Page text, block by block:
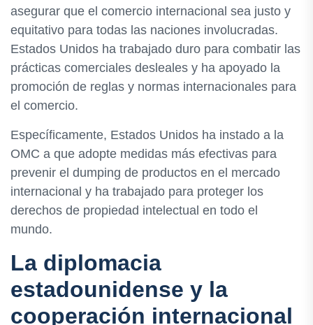
asegurar que el comercio internacional sea justo y
equitativo para todas las naciones involucradas.
Estados Unidos ha trabajado duro para combatir las
prácticas comerciales desleales y ha apoyado la
promoción de reglas y normas internacionales para
el comercio.
Específicamente, Estados Unidos ha instado a la
OMC a que adopte medidas más efectivas para
prevenir el dumping de productos en el mercado
internacional y ha trabajado para proteger los
derechos de propiedad intelectual en todo el
mundo.
La diplomacia
estadounidense y la
cooperación internacional